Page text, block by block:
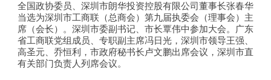
全国政协委员、深圳市朗华投资控股有限公司董事长张春华
当选为深圳市工商联（总商会）第九届执委会（理事会）主
席（会长）。深圳市委副书记、市长覃伟中参加大会。广东
省工商联党组成员、专职副主席冯日光，深圳市领导王强、
高圣元、乔恒利，市政府秘书长卢文鹏出席会议，深圳市直
有关部门负责人列席会议。